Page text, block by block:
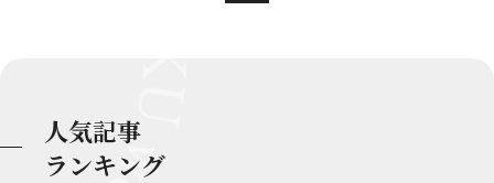
人気記事
ランキング